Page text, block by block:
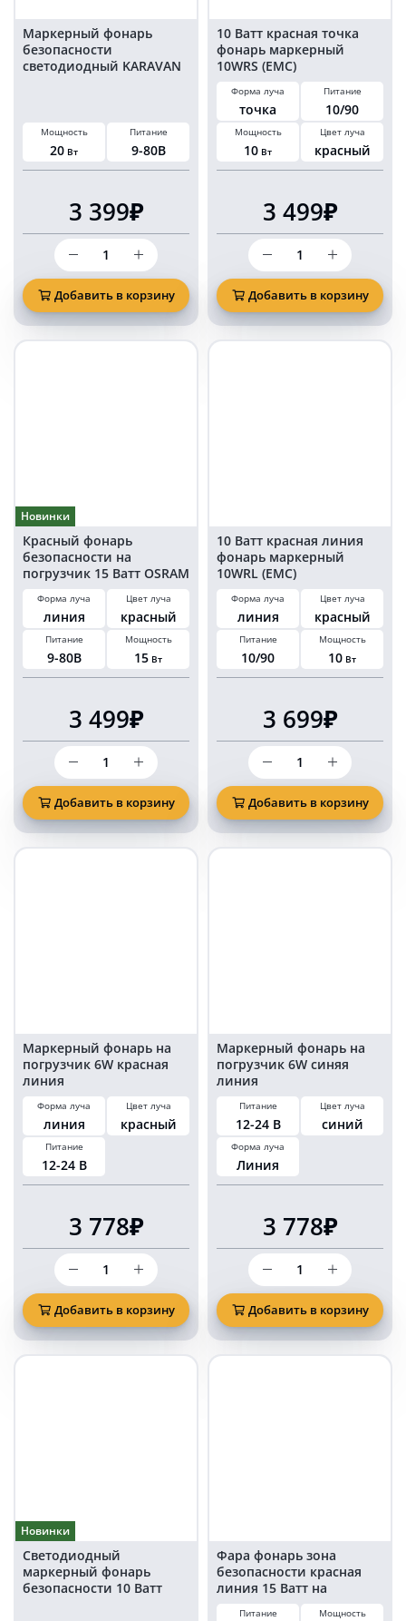
Маркерный фонарь
безопасности
светодиодный KARAVAN
Мощность
20 Вт
Питание
9-80В
3 399₽
Количество
товара
Маркерный
фонарь
безопасности
светодиодный
KARAVAN
Добавить в корзину
10 Ватт красная точка
фонарь маркерный
10WRS (EMC)
Форма луча
точка
Питание
10/90
Мощность
10 Вт
Цвет луча
красный
3 499₽
Количество
товара
10
Ватт
красная
точка
фонарь
Добавить в корзину
Новинки
Красный фонарь
безопасности на
погрузчик 15 Ватт OSRAM
красная линия
Форма луча
линия
Цвет луча
красный
Питание
9-80В
Мощность
15 Вт
3 499₽
Количество
товара
Красный
фонарь
безопасности
на
погрузчик
Добавить в корзину
10 Ватт красная линия
фонарь маркерный
10WRL (EMC)
Форма луча
линия
Цвет луча
красный
Питание
10/90
Мощность
10 Вт
3 699₽
Количество
товара
10
Ватт
красная
линия
фонарь
Добавить в корзину
Маркерный фонарь на
погрузчик 6W красная
линия
Форма луча
линия
Цвет луча
красный
Питание
12-24 В
3 778₽
Количество
товара
Маркерный
фонарь
на
погрузчик
6W
Добавить в корзину
Маркерный фонарь на
погрузчик 6W синяя
линия
Питание
12-24 В
Цвет луча
синий
Форма луча
Линия
3 778₽
Количество
товара
Маркерный
фонарь
на
погрузчик
6W
Добавить в корзину
Новинки
Светодиодный
маркерный фонарь
безопасности 10 Ватт
Фара фонарь зона
безопасности красная
линия 15 Ватт на
погрузчик 15WRL (EMC)
Питание Мощность